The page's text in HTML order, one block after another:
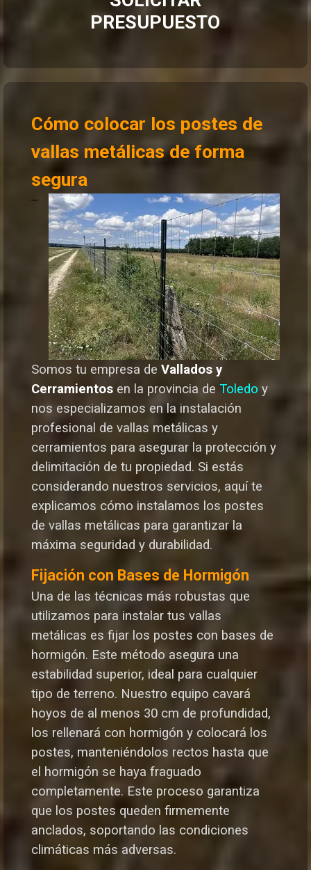
PRESUPUESTO
Cómo colocar los postes de
vallas metálicas de forma
segura
Somos tu empresa de Vallados y
Cerramientos en la provincia de Toledo y
nos especializamos en la instalación
profesional de vallas metálicas y
cerramientos para asegurar la protección y
delimitación de tu propiedad. Si estás
considerando nuestros servicios, aquí te
explicamos cómo instalamos los postes
de vallas metálicas para garantizar la
máxima seguridad y durabilidad.
Fijación con Bases de Hormigón
Una de las técnicas más robustas que
utilizamos para instalar tus vallas
metálicas es fijar los postes con bases de
hormigón. Este método asegura una
estabilidad superior, ideal para cualquier
tipo de terreno. Nuestro equipo cavará
hoyos de al menos 30 cm de profundidad,
los rellenará con hormigón y colocará los
postes, manteniéndolos rectos hasta que
el hormigón se haya fraguado
completamente. Este proceso garantiza
que los postes queden firmemente
anclados, soportando las condiciones
climáticas más adversas.